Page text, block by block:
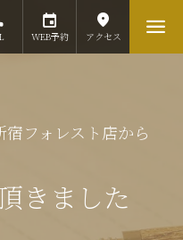
WEB予約 アクセス
フォレスト店から
きました